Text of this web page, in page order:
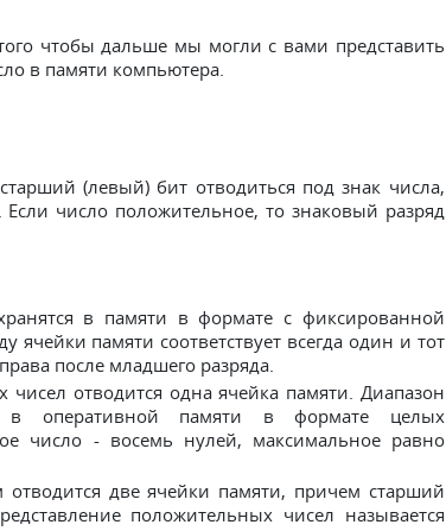
чтобы дальше мы могли с вами представить
в памяти компьютера.
(левый) бит отводиться под знак числа,
число положительное, то знаковый разряд
в памяти в формате с фиксированной
ячейки памяти соответствует всегда один и тот
после младшего разряда.
отводится одна ячейка памяти. Диапазон
в оперативной памяти в формате целых
число - восемь нулей, максимальное равно
две ячейки памяти, причем старший
положительных чисел называется